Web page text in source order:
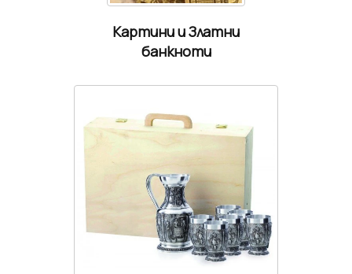
Картини и Златни
банкноти